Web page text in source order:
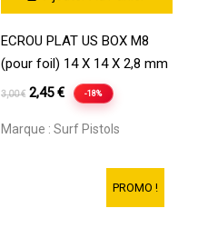
ECROU PLAT US BOX M8
(pour foil) 14 X 14 X 2,8 mm
3,00€ Le
initial
2,45€Le
prix
actuel
-18%
Marque :Surf Pistols
PROMO !